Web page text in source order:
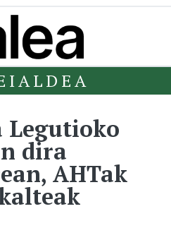
Legutioko
dira
AHTak